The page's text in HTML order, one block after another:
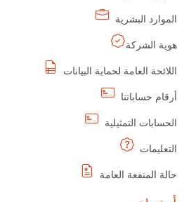
الموارد البشرية
هوية الشركة
اللائحة العامة لحماية البيانات
أرقام حساباتنا
الحسابات التمثيلية
التعليمات
حالة المنفعة العامة